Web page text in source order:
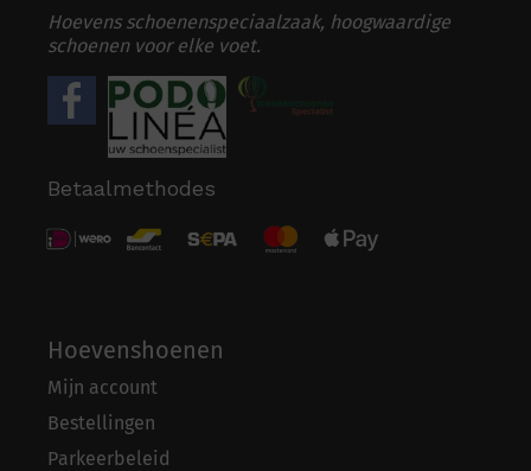
Hoevens schoenenspeciaalzaak, hoogwaardige
schoenen voor elke voet.
Betaalmethodes
Hoevenshoenen
Mijn account
Bestellingen
Parkeerbeleid